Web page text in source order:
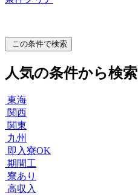
この条件で検索
人気の条件から検索
東海
関西
関東
九州
即入寮OK
期間工
寮あり
高収入